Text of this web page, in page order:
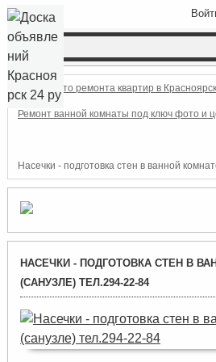
Фото ремонта квартир в
Ремонт ванной комнаты под ключ фото и
Насечки - подготовка стен в ванной
НАСЕЧКИ - ПОДГОТОВКА СТЕН В
(САНУЗЛЕ) ТЕЛ.294-22-84